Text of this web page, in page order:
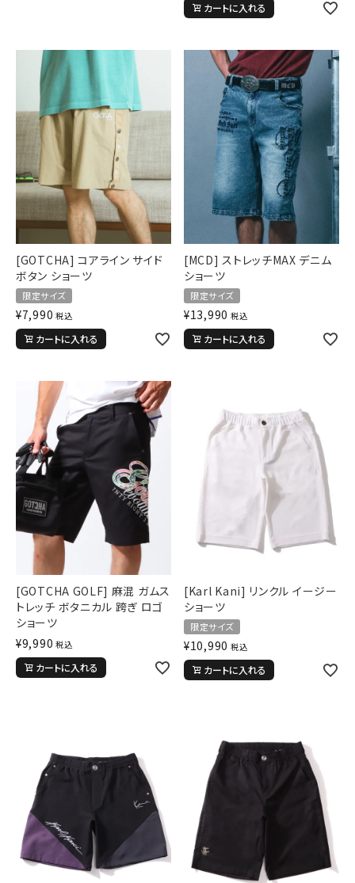
カートに入れる
[GOTCHA] コアライン サイド
ボタン ショーツ
限定サイズ
¥7,990 税込
カートに入れる
[MCD] ストレッチMAX デニム
ショーツ
限定サイズ
¥13,990 税込
カートに入れる
[GOTCHA GOLF] 麻混 ガムス
トレッチ ボタニカル 跨ぎ ロゴ
ショーツ
¥9,990 税込
カートに入れる
[Karl Kani] リンクル イージー
ショーツ
限定サイズ
¥10,990 税込
カートに入れる